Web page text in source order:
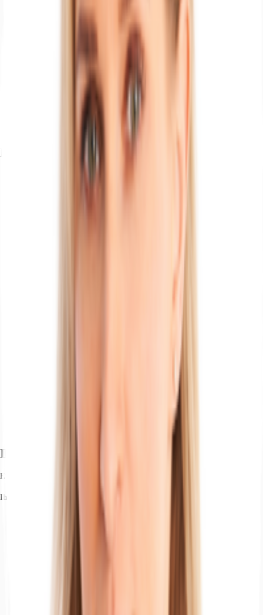
Exposé herunterladen
Ihr Kontakt
Eva Patricia Rogowski
Ihr Kontakt